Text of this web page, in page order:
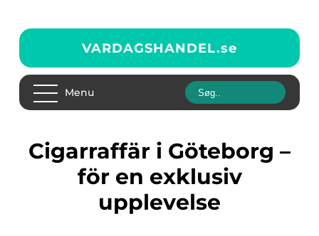
VARDAGSHANDEL.se
Menu
Cigarraffär i Göteborg –
för en exklusiv
upplevelse